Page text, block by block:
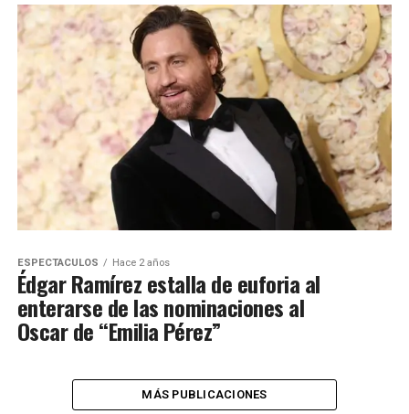
ESPECTACULOS Hace 2 años
Édgar Ramírez estalla de euforia al
enterarse de las nominaciones al
Oscar de “Emilia Pérez”
MÁS PUBLICACIONES